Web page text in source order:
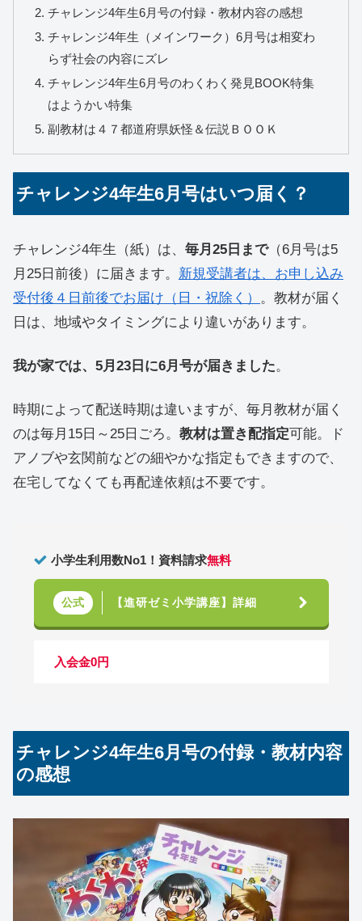
チャレンジ4年生6月号の付録・教材内容の感想
チャレンジ4年生（メインワーク）6月号は相変わ
らず社会の内容にズレ
チャレンジ4年生6月号のわくわく発見BOOK特集
はようかい特集
副教材は４７都道府県妖怪＆伝説ＢＯＯＫ
チャレンジ4年生6月号はいつ届く？
チャレンジ4年生（紙）は、 毎月25日まで（6月号は5
月25日前後）に届きます。 新規受講者は、お申し込み
受付後４日前後でお届け（日・祝除く） 。教材が届く
日は、地域やタイミングにより違いがあります。
我が家では、5月23日に6月号が届きました。
時期によって配送時期は違いますが、毎月教材が届く
のは毎月15日～25日ごろ。 教材は置き配指定可能。ド
アノブや玄関前などの細やかな指定もできますので、
在宅してなくても再配達依頼は不要です。
小学生利用数No1！資料請求無料
公式 【進研ゼミ小学講座】詳細
入会金0円
チャレンジ4年生6月号の付録・教材内容
の感想